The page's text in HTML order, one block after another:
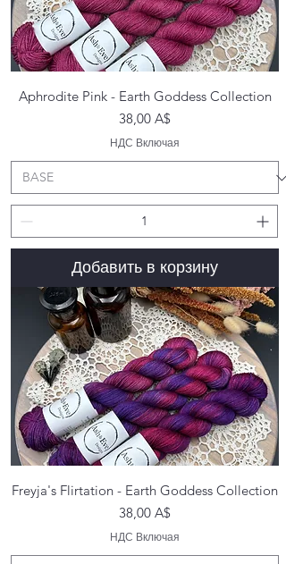
Aphrodite Pink - Earth Goddess Collection
Цена
38,00 A$
НДС Включая
Добавить в корзину
Freyja's Flirtation - Earth Goddess Collection
Цена
38,00 A$
НДС Включая